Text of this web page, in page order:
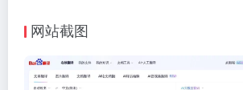
网站截图